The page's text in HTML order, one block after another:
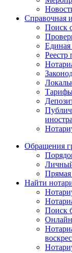
Справочная
Поиск
Реестр
Обращения
Прямая
Найти
Поиск